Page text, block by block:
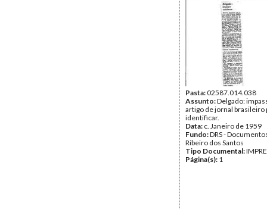
Pasta:02587.014.038
Assunto:Delgado:
artigo de jornal brasileiro
identificar.
Data: c. Janeiro de 1959
Fundo:DRS -
Ribeiro dos Santos
Tipo Documental:
Página(s): 1